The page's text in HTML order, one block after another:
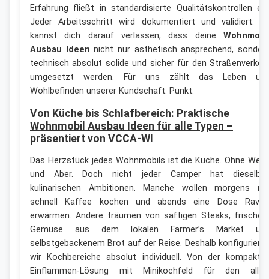
Erfahrung fließt in standardisierte Qualitätskontrollen
Jeder Arbeitsschritt wird dokumentiert und validiert.
kannst dich darauf verlassen, dass deine
Ausbau Ideen nicht nur ästhetisch ansprechend,
technisch absolut solide und sicher für den
umgesetzt werden. Für uns zählt das Leben
Wohlbefinden unserer Kundschaft. Punkt.
Von Küche bis Schlafbereich: Praktische
Wohnmobil Ausbau Ideen für alle Typen –
präsentiert von VCCA-WI
Das Herzstück jedes Wohnmobils ist die Küche. Ohne
und Aber. Doch nicht jeder Camper hat
kulinarischen Ambitionen. Manche wollen morgens
schnell Kaffee kochen und abends eine Dose
erwärmen. Andere träumen von saftigen Steaks,
Gemüse aus dem lokalen Farmer’s Market
selbstgebackenem Brot auf der Reise. Deshalb
wir Kochbereiche absolut individuell. Von der
Einflammen-Lösung mit Minikochfeld für den